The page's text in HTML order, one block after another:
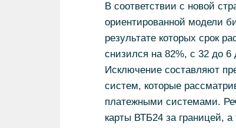
В соответствии с новой
ориентированной модели
результате которых срок
снизился на 82%, с 32 до 6
Исключение составляют
систем, которые
платежными системами.
карты ВТБ24 за границей,